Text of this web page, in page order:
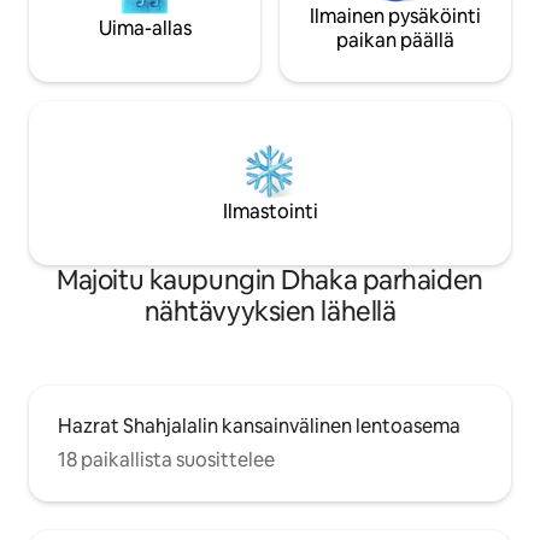
Uima-allas
Ilmainen pysäköinti
paikan päällä
Ilmastointi
Majoitu kaupungin Dhaka parhaiden
nähtävyyksien lähellä
Hazrat Shahjalalin kansainvälinen lentoasema
18 paikallista suosittelee